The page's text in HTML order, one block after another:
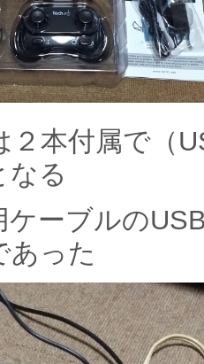
２本付属で（
なる
ケーブルの
あった